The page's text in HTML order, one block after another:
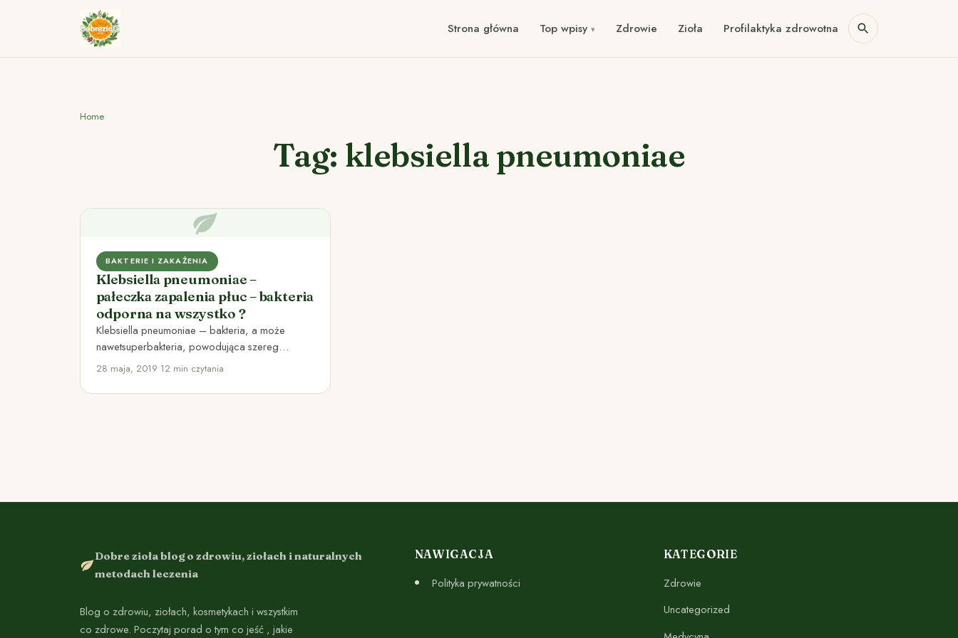
Strona główna Top wpisy Zdrowie Zioła Profilaktyka zdrowotna
Home
Tag: klebsiella pneumoniae
BAKTERIE I ZAKAŻENIA
Klebsiella pneumoniae –
pałeczka zapalenia płuc – bakteria
odporna na wszystko ?
Klebsiella pneumoniae – bakteria, a może
nawetsuperbakteria, powodująca szereg
poważnych chorób – bardzo oporna na
28 maja, 2019•12 min czytania
Dobre zioła blog o zdrowiu, ziołach i naturalnych
metodach leczenia
Blog o zdrowiu, ziołach, kosmetykach i wszystkim
co zdrowe. Poczytaj porad o tym co jeść , jakie
NAWIGACJA
Polityka prywatności
KATEGORIE
Zdrowie
Uncategorized